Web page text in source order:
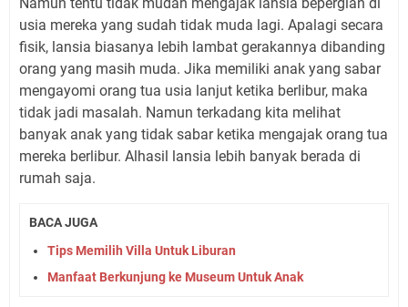
usia mereka yang sudah tidak muda lagi. Apalagi secara
fisik, lansia biasanya lebih lambat gerakannya dibanding
orang yang masih muda. Jika memiliki anak yang sabar
mengayomi orang tua usia lanjut ketika berlibur, maka
tidak jadi masalah. Namun terkadang kita melihat
banyak anak yang tidak sabar ketika mengajak orang tua
mereka berlibur. Alhasil lansia lebih banyak berada di
rumah saja.
BACA JUGA
Tips Memilih Villa Untuk Liburan
Manfaat Berkunjung ke Museum Untuk Anak